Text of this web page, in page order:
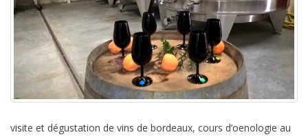
visite et dégustation de vins de bordeaux, cours d’oenologie au